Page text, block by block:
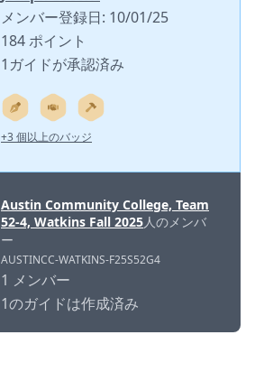
メンバー登録日: 10/01/25
184 ポイント
1ガイドが承認済み
+3 個以上のバッジ
Austin Community College, Team
52-4, Watkins Fall 2025人のメンバ
ー
AUSTINCC-WATKINS-F25S52G4
1 メンバー
1のガイドは作成済み